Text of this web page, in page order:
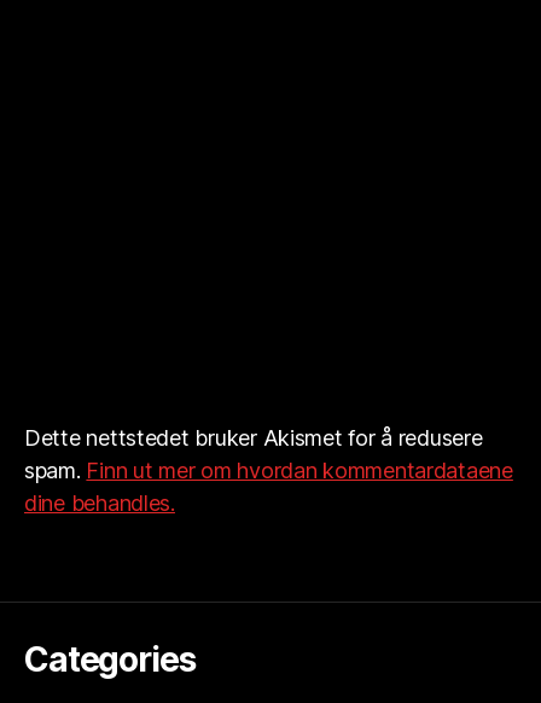
Dette nettstedet bruker Akismet for å redusere
spam. Finn ut mer om hvordan kommentardataene
dine behandles.
Categories